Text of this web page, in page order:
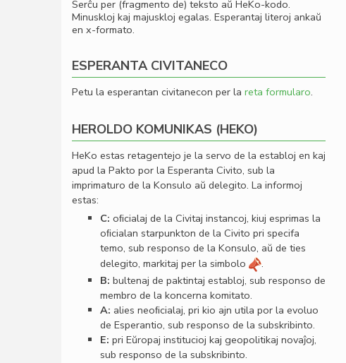
Serĉu per (fragmento de) teksto aŭ HeKo-kodo.
Minuskloj kaj majuskloj egalas. Esperantaj literoj ankaŭ
en x-formato.
ESPERANTA CIVITANECO
Petu la esperantan civitanecon per la reta formularo.
HEROLDO KOMUNIKAS (HEKO)
HeKo estas retagentejo je la servo de la establoj en kaj
apud la Pakto por la Esperanta Civito, sub la
imprimaturo de la Konsulo aŭ delegito. La informoj
estas:
C: oﬁcialaj de la Civitaj instancoj, kiuj esprimas la
oﬁcialan starpunkton de la Civito pri specifa
temo, sub responso de la Konsulo, aŭ de ties
delegito, markitaj per la simbolo
.
B: bultenaj de paktintaj establoj, sub responso de
membro de la koncerna komitato.
A: alies neoﬁcialaj, pri kio ajn utila por la evoluo
de Esperantio, sub responso de la subskribinto.
E: pri Eŭropaj institucioj kaj geopolitikaj novaĵoj,
sub responso de la subskribinto.